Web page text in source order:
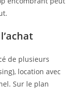
de plusieurs
location avec
Sur le plan